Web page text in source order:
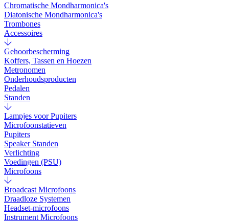
Chromatische Mondharmonica's
Diatonische Mondharmonica's
Trombones
Accessoires
Gehoorbescherming
Koffers, Tassen en Hoezen
Metronomen
Onderhoudsproducten
Pedalen
Standen
Lampjes voor Pupiters
Microfoonstatieven
Pupiters
Speaker Standen
Verlichting
Voedingen (PSU)
Microfoons
Broadcast Microfoons
Draadloze Systemen
Headset-microfoons
Instrument Microfoons